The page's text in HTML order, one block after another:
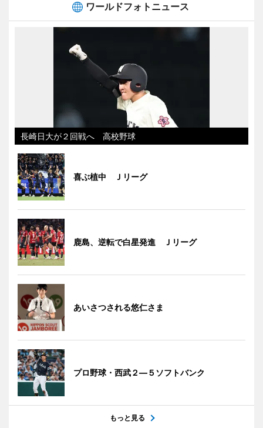
ワールドフォトニュース
長崎日大が２回戦へ 高校野球
喜ぶ植中 Ｊリーグ
鹿島、逆転で白星発進 Ｊリーグ
あいさつされる悠仁さま
プロ野球・西武２―５ソフトバンク
もっと見る